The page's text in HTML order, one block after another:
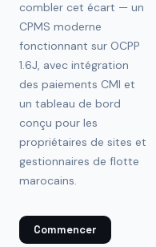
combler cet écart — un
CPMS moderne
fonctionnant sur OCPP
1.6J, avec intégration
des paiements CMI et
un tableau de bord
conçu pour les
propriétaires de sites et
gestionnaires de flotte
marocains.
Commencer